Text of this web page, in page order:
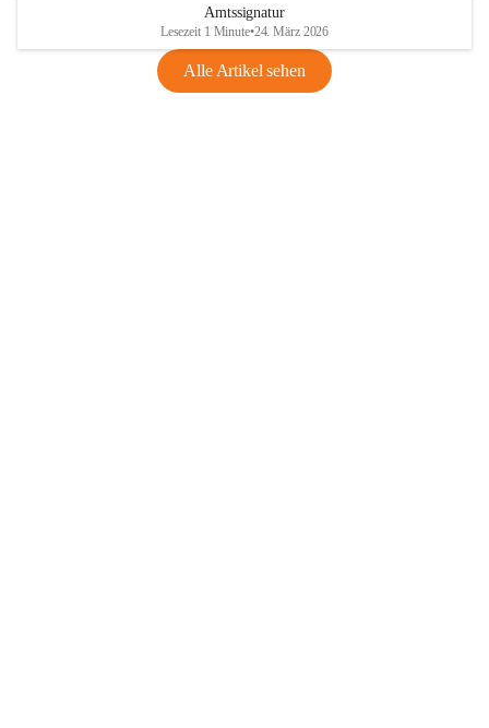
Amtssignatur
Lesezeit 1 Minute•24. März 2026
Alle Artikel sehen